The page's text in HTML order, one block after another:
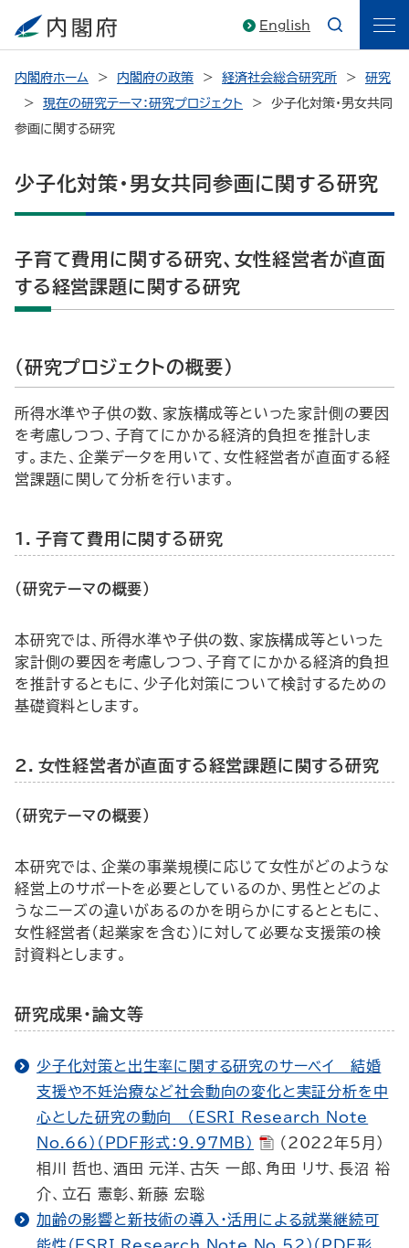
English
内閣府ホーム 内閣府の政策 経済社会総合研究所
研究
現在の研究テーマ：研究プロジェクト
少子化対策・男女共同
参画に関する研究
少子化対策・男女共同参画に関する研究
子育て費用に関する研究、女性経営者が直面
する経営課題に関する研究
（研究プロジェクトの概要）
所得水準や子供の数、家族構成等といった家計側の要因
を考慮しつつ、子育てにかかる経済的負担を推計しま
す。また、企業データを用いて、女性経営者が直面する経
営課題に関して分析を行います。
1．子育て費用に関する研究
（研究テーマの概要）
本研究では、所得水準や子供の数、家族構成等といった
家計側の要因を考慮しつつ、子育てにかかる経済的負担
を推計するともに、少子化対策について検討するための
基礎資料とします。
2．女性経営者が直面する経営課題に関する研究
（研究テーマの概要）
本研究では、企業の事業規模に応じて女性がどのような
経営上のサポートを必要としているのか、男性とどのよ
うなニーズの違いがあるのかを明らかにするとともに、
女性経営者（起業家を含む）に対して必要な支援策の検
討資料とします。
研究成果・論文等
少子化対策と出生率に関する研究のサーベイ―結婚
支援や不妊治療など社会動向の変化と実証分析を中
心とした研究の動向―（ESRI Research Note
No.66）（PDF形式：9.97MB）
（2022年5月）
相川 哲也、酒田 元洋、古矢 一郎、角田 リサ、長沼 裕
介、立石 憲彰、新藤 宏聡
加齢の影響と新技術の導入・活用による就業継続可